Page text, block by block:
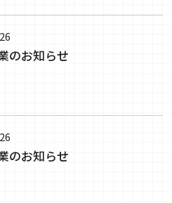
のお知らせ
のお知らせ